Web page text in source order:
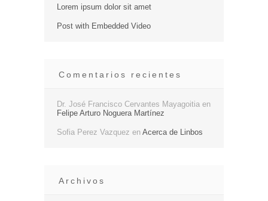
Lorem ipsum dolor sit amet
Post with Embedded Video
Comentarios recientes
Dr. José Francisco Cervantes Mayagoitia en
Felipe Arturo Noguera Martínez
Sofia Perez Vazquez en Acerca de Linbos
Archivos